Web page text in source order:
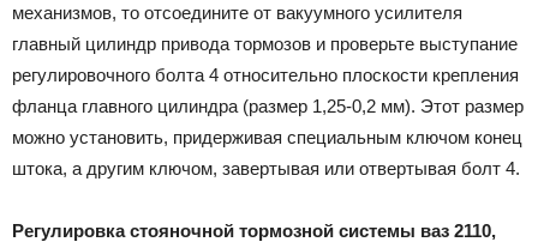
механизмов, то отсоедините от вакуумного усилителя
главный цилиндр привода тормозов и проверьте выступание
регулировочного болта 4 относительно плоскости крепления
фланца главного цилиндра (размер 1,25-0,2 мм). Этот размер
можно установить, придерживая специальным ключом конец
штока, а другим ключом, завертывая или отвертывая болт 4.
Регулировка стояночной тормозной системы ваз 2110,